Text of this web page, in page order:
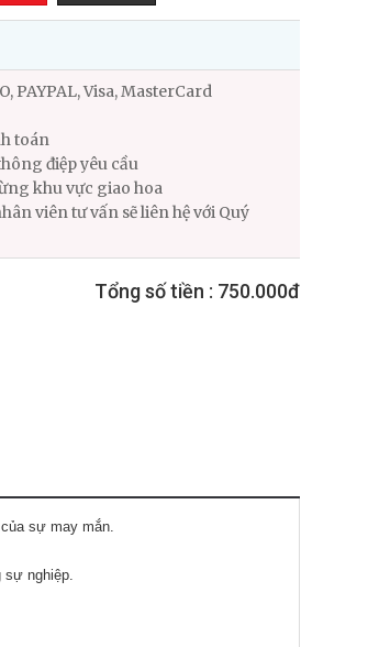
PAYPAL, Visa, MasterCard
toán
điệp yêu cầu
khu vực giao hoa
viên tư vấn sẽ liên hệ với Quý
Tổng số tiền : 750.000đ
sự may mắn.
sự nghiệp.